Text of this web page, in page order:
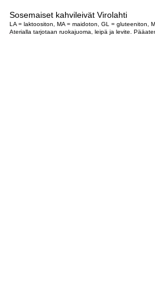
Sosemaiset kahvileivät Virolahti
LA = laktoositon, MA = maidoton, GL = gluteeniton,
Aterialla tarjotaan ruokajuoma, leipä ja levite.